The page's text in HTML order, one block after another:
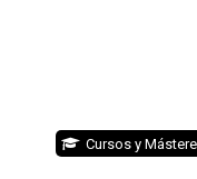
Cursos y